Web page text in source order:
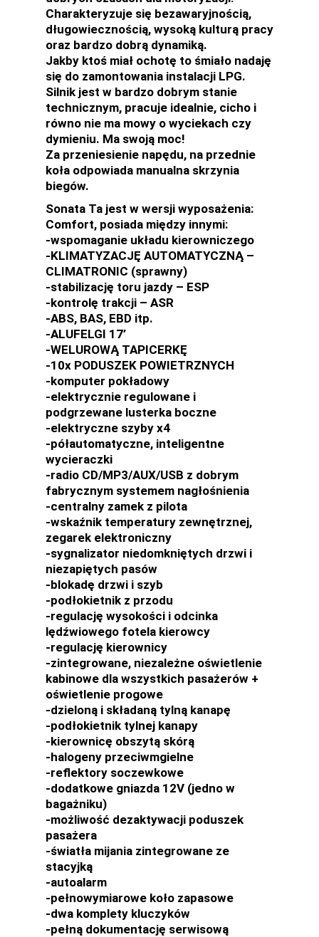
Charakteryzuje się bezawaryjnością,
długowiecznością, wysoką kulturą pracy
oraz bardzo dobrą dynamiką.
Jakby ktoś miał ochotę to śmiało nadaję
się do zamontowania instalacji LPG.
Silnik jest w bardzo dobrym stanie
technicznym, pracuje idealnie, cicho i
równo nie ma mowy o wyciekach czy
dymieniu. Ma swoją moc!
Za przeniesienie napędu, na przednie
koła odpowiada manualna skrzynia
biegów.
Sonata Ta jest w wersji wyposażenia:
Comfort, posiada między innymi:
-wspomaganie układu kierowniczego
-KLIMATYZACJĘ AUTOMATYCZNĄ –
CLIMATRONIC (sprawny)
-stabilizację toru jazdy – ESP
-kontrolę trakcji – ASR
-ABS, BAS, EBD itp.
-ALUFELGI 17’
-WELUROWĄ TAPICERKĘ
-10x PODUSZEK POWIETRZNYCH
-komputer pokładowy
-elektrycznie regulowane i
podgrzewane lusterka boczne
-elektryczne szyby x4
-półautomatyczne, inteligentne
wycieraczki
-radio CD/MP3/AUX/USB z dobrym
fabrycznym systemem nagłośnienia
-centralny zamek z pilota
-wskaźnik temperatury zewnętrznej,
zegarek elektroniczny
-sygnalizator niedomkniętych drzwi i
niezapiętych pasów
-blokadę drzwi i szyb
-podłokietnik z przodu
-regulację wysokości i odcinka
lędźwiowego fotela kierowcy
-regulację kierownicy
-zintegrowane, niezależne oświetlenie
kabinowe dla wszystkich pasażerów +
oświetlenie progowe
-dzieloną i składaną tylną kanapę
-podłokietnik tylnej kanapy
-kierownicę obszytą skórą
-halogeny przeciwmgielne
-reflektory soczewkowe
-dodatkowe gniazda 12V (jedno w
bagażniku)
-możliwość dezaktywacji poduszek
pasażera
-światła mijania zintegrowane ze
stacyjką
-autoalarm
-pełnowymiarowe koło zapasowe
-dwa komplety kluczyków
-pełną dokumentację serwisową